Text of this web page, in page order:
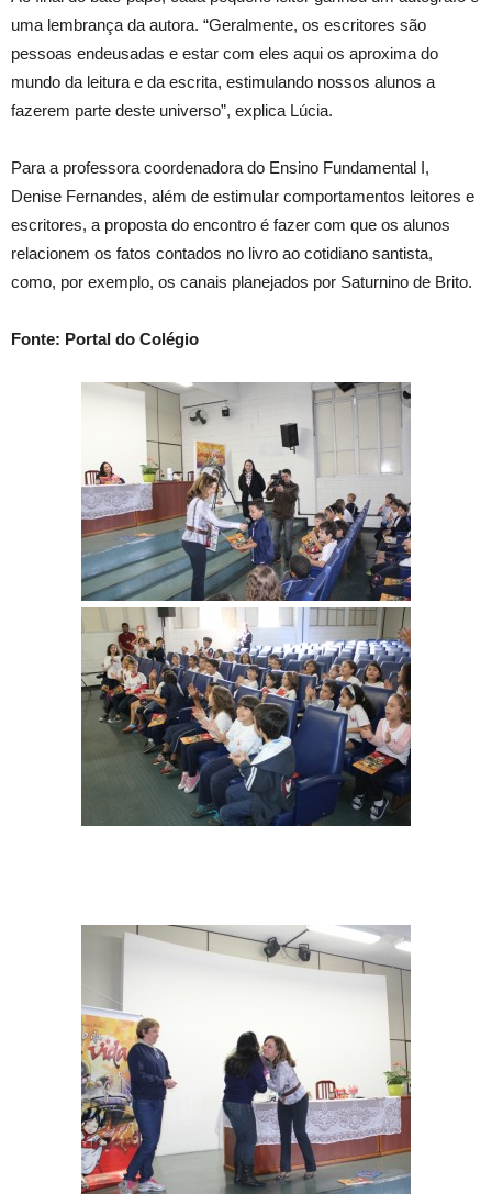
uma lembrança da autora. “Geralmente, os escritores são
pessoas endeusadas e estar com eles aqui os aproxima do
mundo da leitura e da escrita, estimulando nossos alunos a
fazerem parte deste universo”, explica Lúcia.
Para a professora coordenadora do Ensino Fundamental I,
Denise Fernandes, além de estimular comportamentos leitores e
escritores, a proposta do encontro é fazer com que os alunos
relacionem os fatos contados no livro ao cotidiano santista,
como, por exemplo, os canais planejados por Saturnino de Brito.
Fonte: Portal do Colégio